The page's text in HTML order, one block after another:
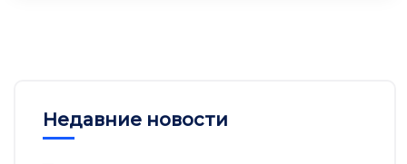
Недавние новости